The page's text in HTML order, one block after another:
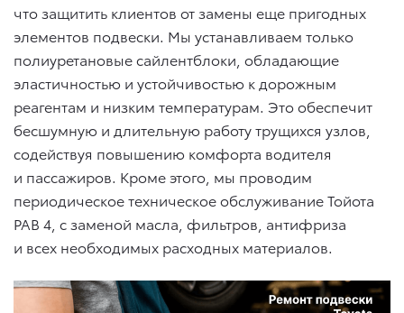
что защитить клиентов от замены еще пригодных
элементов подвески. Мы устанавливаем только
полиуретановые сайлентблоки, обладающие
эластичностью и устойчивостью к дорожным
реагентам и низким температурам. Это обеспечит
бесшумную и длительную работу трущихся узлов,
содействуя повышению комфорта водителя
и пассажиров. Кроме этого, мы проводим
периодическое техническое обслуживание Тойота
РАВ 4, с заменой масла, фильтров, антифриза
и всех необходимых расходных материалов.